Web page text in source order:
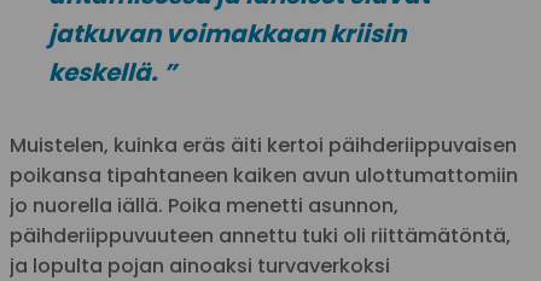
jatkuvan voimakkaan kriisin
keskellä. ”
Muistelen, kuinka eräs äiti kertoi päihderiippuvaisen
poikansa tipahtaneen kaiken avun ulottumattomiin
jo nuorella iällä. Poika menetti asunnon,
päihderiippuvuuteen annettu tuki oli riittämätöntä,
ja lopulta pojan ainoaksi turvaverkoksi